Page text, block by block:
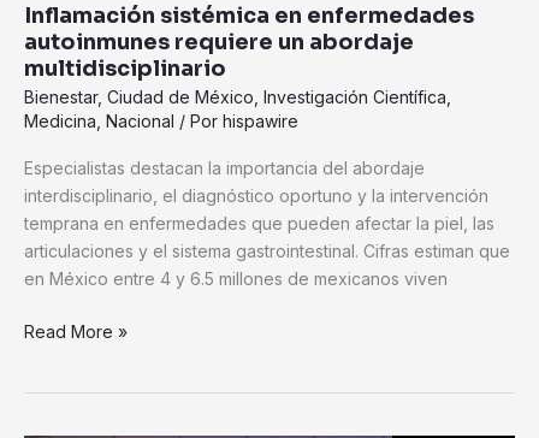
Inflamación sistémica en enfermedades
autoinmunes requiere un abordaje
multidisciplinario
Bienestar, Ciudad de México Investigación Científica
Medicina Nacional / Por hispawire
Especialistas destacan la importancia del abordaje
interdisciplinario, el diagnóstico oportuno y la intervención
temprana en enfermedades que pueden afectar la piel, las
articulaciones y el sistema gastrointestinal. Cifras estiman que
en México entre 4 y 6.5 millones de mexicanos viven
Inflamación
sistémica
en
enfermedades
autoinmunes
un
abordaje
multidisciplinario
Read More »